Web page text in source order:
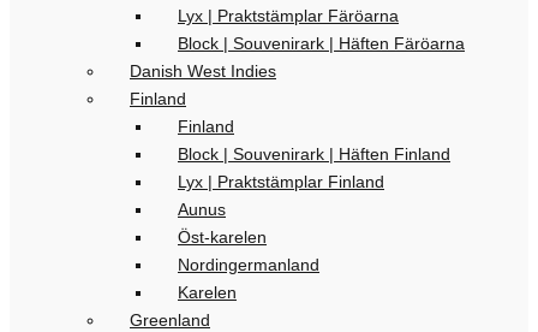
Lyx | Praktstämplar Färöarna
Block | Souvenirark | Häften Färöarna
Danish West Indies
Finland
Finland
Block | Souvenirark | Häften Finland
Lyx | Praktstämplar Finland
Aunus
Öst-karelen
Nordingermanland
Karelen
Greenland